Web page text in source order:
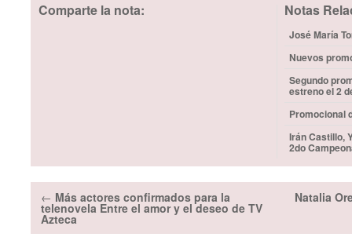
Comparte la nota: Notas
José María
Nuevos
Segundo
estreno el 2
Promocional
Irán Castillo,
2do
← Más actores confirmados para la
telenovela Entre el amor y el deseo de TV
Azteca
Natalia